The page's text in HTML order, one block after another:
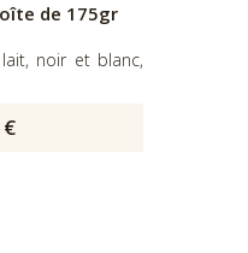
de 175gr
noir et blanc,